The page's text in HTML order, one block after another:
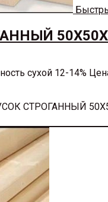
сухой 12-14%
СТРОГАННЫЙ